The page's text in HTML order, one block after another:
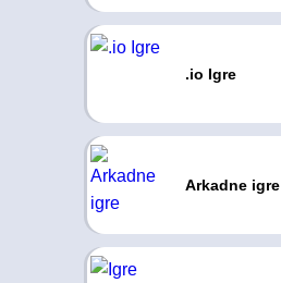
.io Igre
Arkadne igre